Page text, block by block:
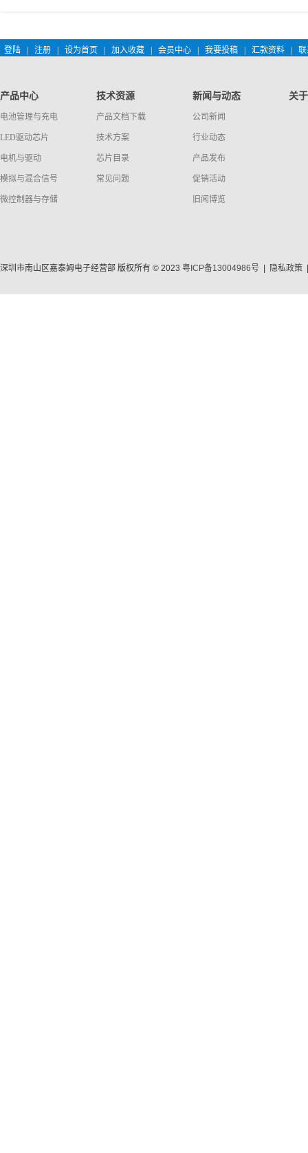
登陆 注册 设为首页 加入收藏 会员中心 我要投稿 汇款资料
产品中心
电池管理与充电
LED驱动芯片
电机与驱动
模拟与混合信号
微控制器与存储
技术资源
产品文档下载
技术方案
芯片目录
常见问题
新闻与动态
公司新闻
行业动态
产品发布
促销活动
旧闻博览
关
深圳市南山区嘉泰姆电子经营部 版权所有 © 2023 粤ICP备13004986号 隐私政策